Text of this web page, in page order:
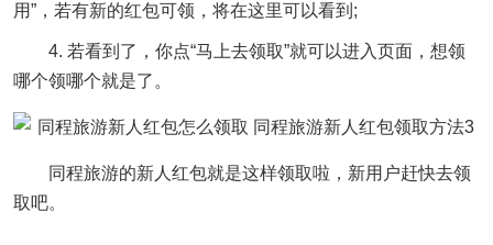
用”，若有新的红包可领，将在这里可以看到;
4. 若看到了，你点“马上去领取”就可以进入页面，想领
哪个领哪个就是了。
同程旅游的新人红包就是这样领取啦，新用户赶快去领
取吧。